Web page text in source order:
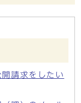
請求をしたい